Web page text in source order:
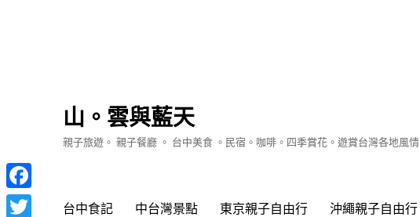
山。雲與藍天
親子旅遊。 親子餐廳 。 台中美食 。民宿。咖啡。四季賞花。遊賞台灣各地風情
台中食記 中台灣景點 東京親子自由行 沖繩親子自由行
Facebook